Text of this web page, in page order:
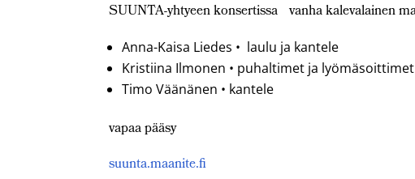
SUUNTA-yhtyeen konsertissa vanha kalevalainen
Anna-Kaisa Liedes • laulu ja kantele
Kristiina Ilmonen • puhaltimet ja lyömäsoittimet
Timo Väänänen • kantele
vapaa pääsy
suunta.maanite.fi